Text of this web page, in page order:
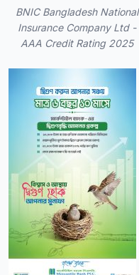
BNIC Bangladesh National
Insurance Company Ltd -
AAA Credit Rating 2025